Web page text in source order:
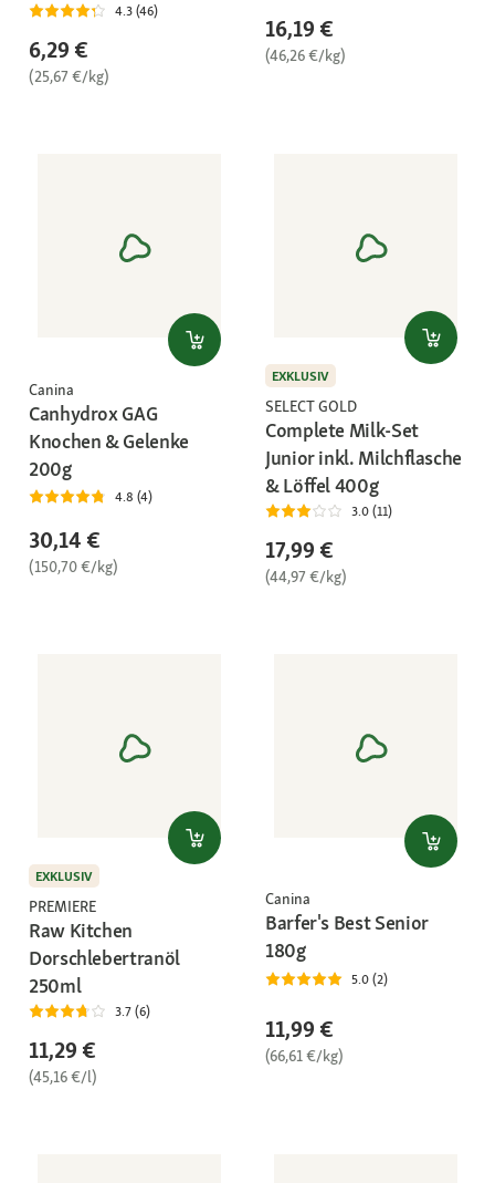
4.3 (46)
6,29 €
(25,67 €/kg)
16,19 €
(46,26 €/kg)
Canina
Canhydrox GAG
Knochen & Gelenke
200g
4.8 (4)
30,14 €
(150,70 €/kg)
EXKLUSIV
SELECT GOLD
Complete Milk-Set
Junior inkl. Milchflasche
& Löffel 400g
3.0 (11)
17,99 €
(44,97 €/kg)
EXKLUSIV
PREMIERE
Raw Kitchen
Dorschlebertranöl
250ml
3.7 (6)
11,29 €
(45,16 €/l)
Canina
Barfer's Best Senior
180g
5.0 (2)
11,99 €
(66,61 €/kg)